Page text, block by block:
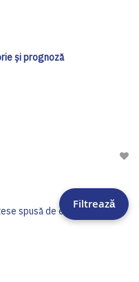
și prognoză
Filtrează